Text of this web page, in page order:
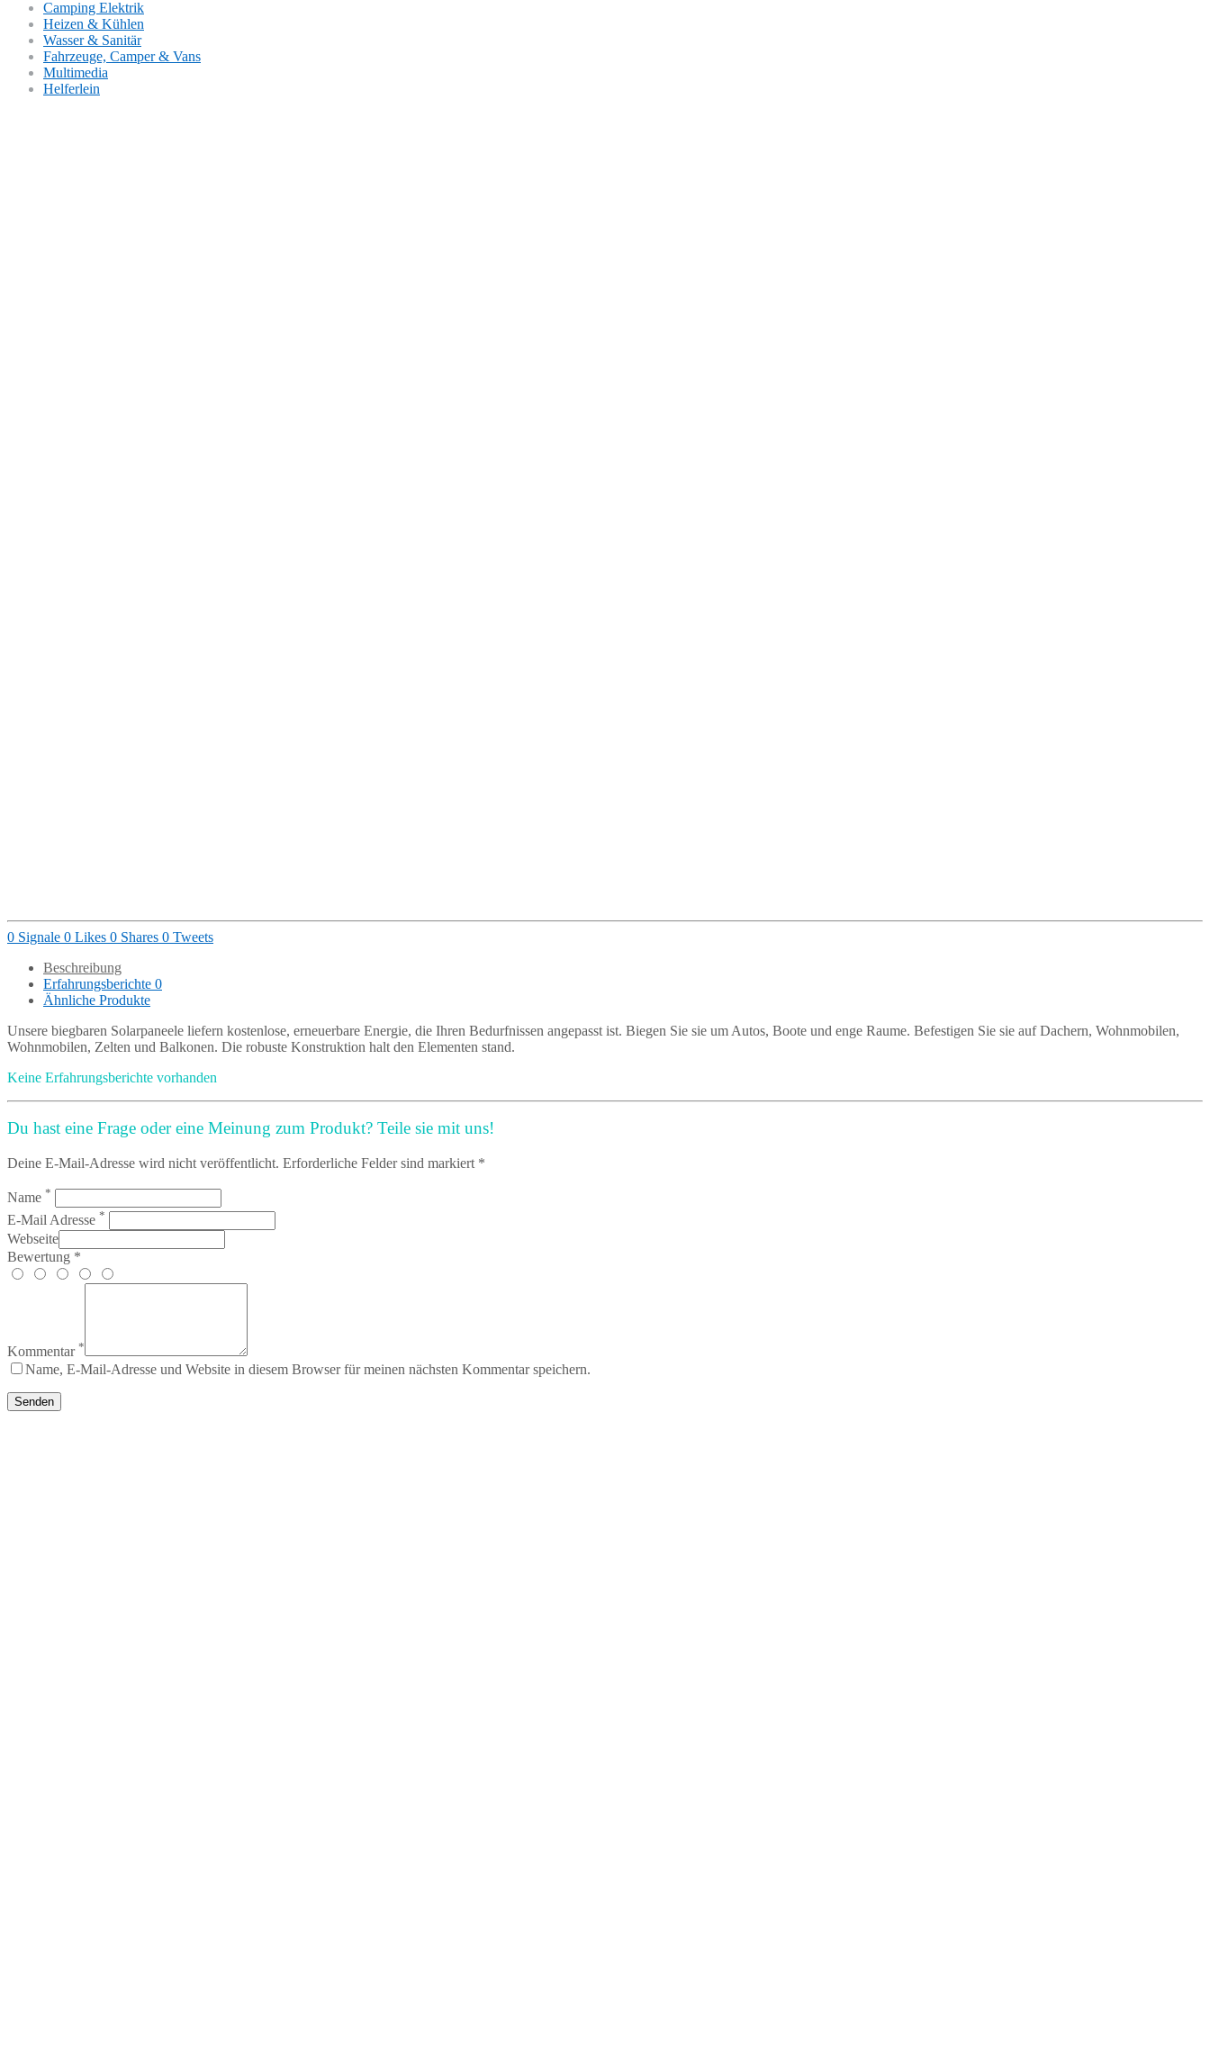
Camping Elektrik
Heizen & Kühlen
Wasser & Sanitär
Fahrzeuge, Camper & Vans
Multimedia
Helferlein
0 Signale 0 Likes 0 Shares 0 Tweets
Beschreibung
Erfahrungsberichte 0
Ähnliche Produkte
Unsere biegbaren Solarpaneele liefern kostenlose, erneuerbare Energie, die Ihren Bedurfnissen angepasst ist. Biegen Sie sie um Autos, Boote und enge Raume. Befestigen Sie sie auf Dachern, Wohnmobilen,
Wohnmobilen, Zelten und Balkonen. Die robuste Konstruktion halt den Elementen stand.
Keine Erfahrungsberichte vorhanden
Du hast eine Frage oder eine Meinung zum Produkt? Teile sie mit uns!
Deine E-Mail-Adresse wird nicht veröffentlicht. Erforderliche Felder sind markiert *
Name *
E-Mail Adresse *
Webseite
Bewertung *
Kommentar *
Name, E-Mail-Adresse und Website in diesem Browser für meinen nächsten Kommentar speichern.